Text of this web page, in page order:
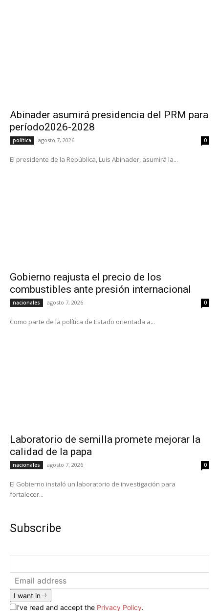
Abinader asumirá presidencia del PRM para
período2026-2028
política agosto 7, 2026 0
El presidente de la República, Luis Abinader, asumirá la...
Gobierno reajusta el precio de los
combustibles ante presión internacional
nacionales agosto 7, 2026 0
Como parte de la política de Estado orientada a...
Laboratorio de semilla promete mejorar la
calidad de la papa
nacionales agosto 7, 2026 0
El Gobierno instaló un laboratorio de investigación para
fortalecer...
Subscribe
I want in
I've read and accept the Privacy Policy.